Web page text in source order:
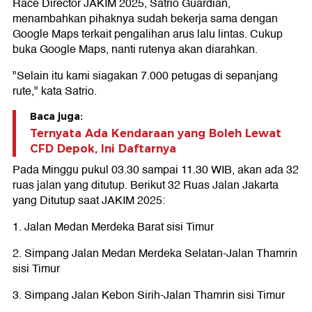
Race Director JAKIM 2025, Satrio Guardian,
menambahkan pihaknya sudah bekerja sama dengan
Google Maps terkait pengalihan arus lalu lintas. Cukup
buka Google Maps, nanti rutenya akan diarahkan.
"Selain itu kami siagakan 7.000 petugas di sepanjang
rute," kata Satrio.
Baca juga:
Ternyata Ada Kendaraan yang Boleh Lewat
CFD Depok, Ini Daftarnya
Pada Minggu pukul 03.30 sampai 11.30 WIB, akan ada 32
ruas jalan yang ditutup. Berikut 32 Ruas Jalan Jakarta
yang Ditutup saat JAKIM 2025:
1. Jalan Medan Merdeka Barat sisi Timur
2. Simpang Jalan Medan Merdeka Selatan-Jalan Thamrin
sisi Timur
3. Simpang Jalan Kebon Sirih-Jalan Thamrin sisi Timur